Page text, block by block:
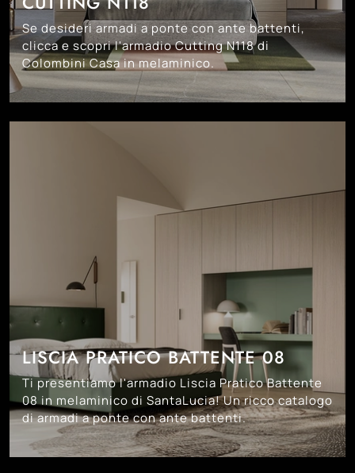
Se desideri armadi a ponte con ante battenti,
clicca e scopri l'armadio Cutting N118 di
Colombini Casa in melaminico.
LISCIA PRATICO BATTENTE 08
Ti presentiamo l'armadio Liscia Pratico Battente
08 in melaminico di SantaLucia! Un ricco catalogo
di armadi a ponte con ante battenti.